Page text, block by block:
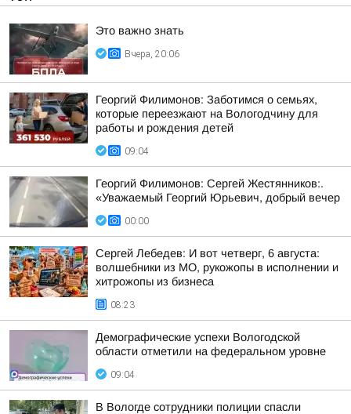
Это важно знать
Вчера, 20:06
Георгий Филимонов: Заботимся о семьях,
которые переезжают на Вологодчину для
работы и рождения детей
09:04
Георгий Филимонов: Сергей Жестянников:.
«Уважаемый Георгий Юрьевич, добрый вечер
00:00
Сергей Лебедев: И вот четверг, 6 августа:
волшебники из МО, рукожопы в исполнении и
хитрожопы из бизнеса
08:23
Демографические успехи Вологодской
области отметили на федеральном уровне
09:04
В Вологде сотрудники полиции спасли